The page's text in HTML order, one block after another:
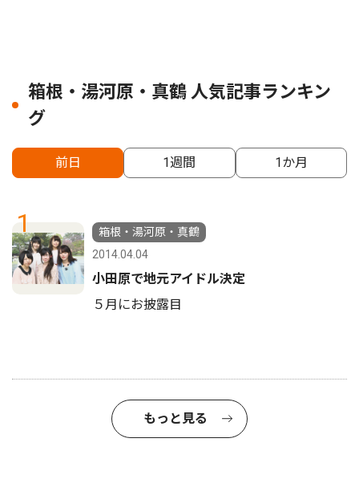
箱根・湯河原・真鶴 人気記事ランキン
グ
前日 1週間 1か月
1
箱根・湯河原・真鶴
2014.04.04
小田原で地元アイドル決定
５月にお披露目
もっと見る